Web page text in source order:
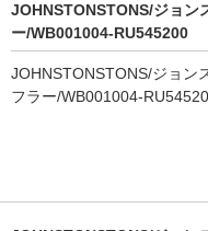
JOHNSTONSTONS/ジョン
ー/WB001004-RU545200
JOHNSTONSTONS/ジョン
フラー/WB001004-